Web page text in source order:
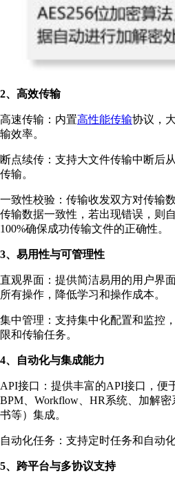
2、高效传输
高速传输：内置高性能传输协议，
输效率。
断点续传：支持大文件传输中断后
传输。
一致性校验：传输收发双方对传输
传输数据一致性，若出现错误，则
100%确保成功传输文件的正确性。
3、易用性与可管理性
直观界面：提供简洁易用的用户界
所有操作，降低学习和操作成本。
集中管理：支持集中化配置和监控
限和传输任务。
4、自动化与集成能力
API接口：提供丰富的API接口，便
BPM、Workflow、HR系统、加解
书等）集成。
自动化任务：支持定时任务和自动
5、跨平台与多协议支持